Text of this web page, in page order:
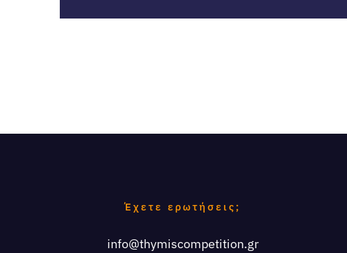
Έχετε ερωτήσεις;
info@thymiscompetition.gr